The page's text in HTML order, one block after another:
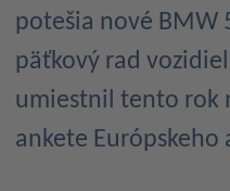
potešia nové BMW
päťkový rad
umiestnil tento rok
ankete Európskeho